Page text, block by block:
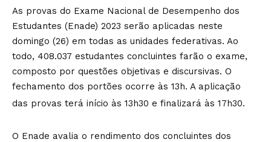
As provas do Exame Nacional de Desempenho dos
Estudantes (Enade) 2023 serão aplicadas neste
domingo (26) em todas as unidades federativas. Ao
todo, 408.037 estudantes concluintes farão o exame,
composto por questões objetivas e discursivas. O
fechamento dos portões ocorre às 13h. A aplicação
das provas terá início às 13h30 e finalizará às 17h30.
O Enade avalia o rendimento dos concluintes dos